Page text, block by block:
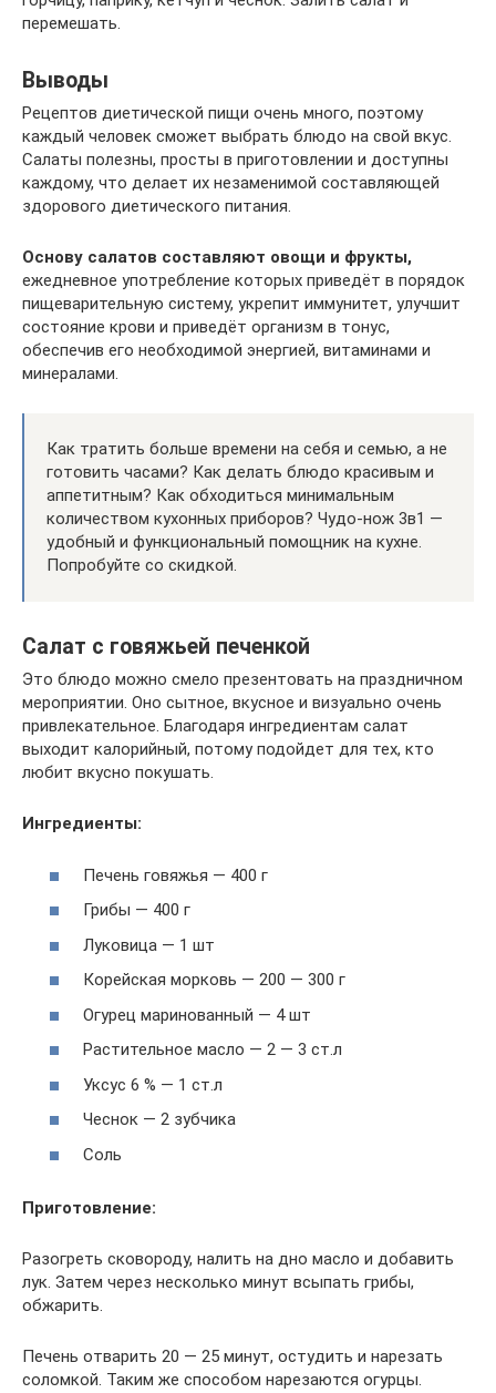
перемешать.
Выводы
Рецептов диетической пищи очень много, поэтому
каждый человек сможет выбрать блюдо на свой вкус.
Салаты полезны, просты в приготовлении и доступны
каждому, что делает их незаменимой составляющей
здорового диетического питания.
Основу салатов составляют овощи и фрукты,
ежедневное употребление которых приведёт в порядок
пищеварительную систему, укрепит иммунитет, улучшит
состояние крови и приведёт организм в тонус,
обеспечив его необходимой энергией, витаминами и
минералами.
Как тратить больше времени на себя и семью, а не
готовить часами? Как делать блюдо красивым и
аппетитным? Как обходиться минимальным
количеством кухонных приборов? Чудо-нож 3в1 —
удобный и функциональный помощник на кухне.
Попробуйте со скидкой.
Салат с говяжьей печенкой
Это блюдо можно смело презентовать на праздничном
мероприятии. Оно сытное, вкусное и визуально очень
привлекательное. Благодаря ингредиентам салат
выходит калорийный, потому подойдет для тех, кто
любит вкусно покушать.
Ингредиенты:
Печень говяжья — 400 г
Грибы — 400 г
Луковица — 1 шт
Корейская морковь — 200 — 300 г
Огурец маринованный — 4 шт
Растительное масло — 2 — 3 ст.л
Уксус 6 % — 1 ст.л
Чеснок — 2 зубчика
Соль
Приготовление:
Разогреть сковороду, налить на дно масло и добавить
лук. Затем через несколько минут всыпать грибы,
обжарить.
Печень отварить 20 — 25 минут, остудить и нарезать
соломкой. Таким же способом нарезаются огурцы.